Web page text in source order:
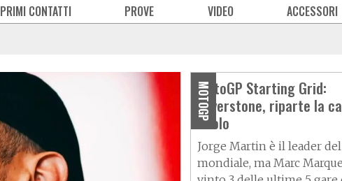
PRIMI CONTATTI PROVE VIDEO ACCESSORI
MOTOGP
MotoGP Starting Grid:
Silverstone, riparte la
titolo
Jorge Martin è il leader del
mondiale, ma Marc